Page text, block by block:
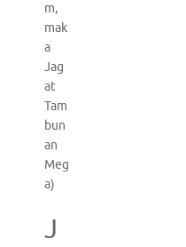
m,
mak
a
Jag
at
Tam
bun
an
Meg
a)
J